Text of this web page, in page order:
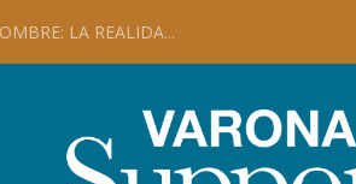
LA REALIDA...